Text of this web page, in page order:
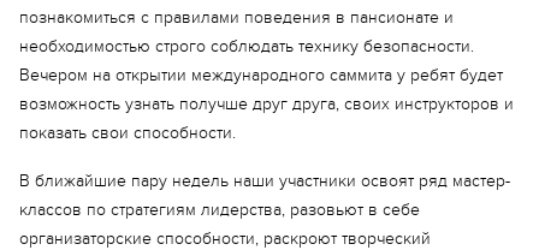
познакомиться с правилами поведения в пансионате и
необходимостью строго соблюдать технику безопасности.
Вечером на открытии международного саммита у ребят будет
возможность узнать получше друг друга, своих инструкторов и
показать свои способности.
В ближайшие пару недель наши участники освоят ряд мастер-
классов по стратегиям лидерства, разовьют в себе
организаторские способности, раскроют творческий